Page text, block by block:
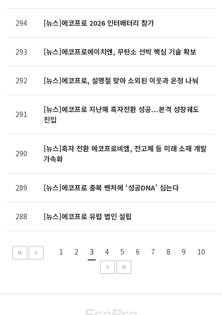
294 [뉴스]에코프로 2026 인터배터리 참가
293 [뉴스]에코프로에이치엔, 무탄소 선박 핵심 기술 확보
292 [뉴스]에코프로, 설명절 맞아 소외된 이웃과 온정 나눠
291
[뉴스]에코프로 지난해 흑자전환 성공...본격 성장궤도
진입
290
[뉴스]흑자 전환 에코프로비엠, 전고체 등 미래 소재 개발
가속화
289 [뉴스]에코프로 충북 벤처에 ‘성공DNA’ 심는다
288 [뉴스]에코프로 유럽 법인 설립
1 2 3 4 5 6 7 8 9 10